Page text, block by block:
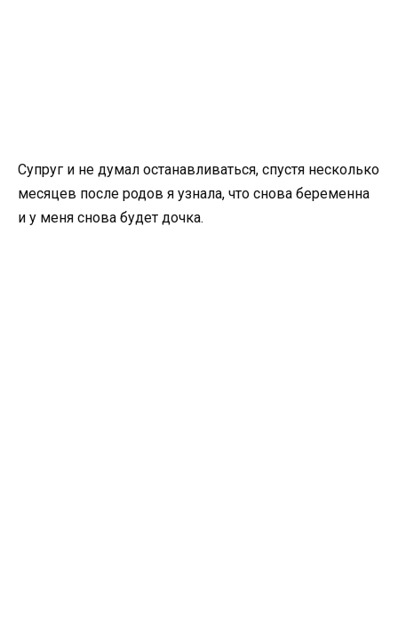
Супруг и не думал останавливаться, спустя несколько
месяцев после родов я узнала, что снова беременна
и у меня снова будет дочка.